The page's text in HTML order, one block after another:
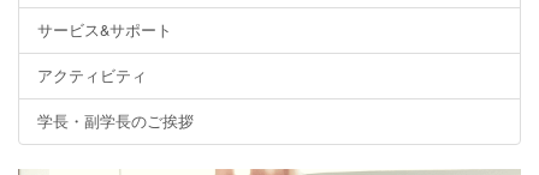
サービス&サポート
アクティビティ
学長・副学長のご挨拶